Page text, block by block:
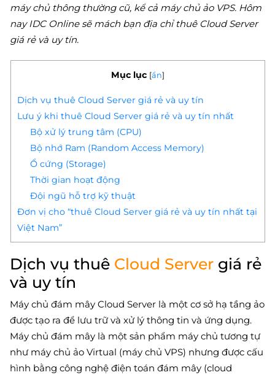
máy chủ thông thường cũ, kể cả máy chủ ảo VPS. Hôm
nay IDC Online sẽ mách bạn địa chỉ thuê Cloud Server
giá rẻ và uy tín.
Mục lục [ẩn]
Dịch vụ thuê Cloud Server giá rẻ và uy tín
Lưu ý khi thuê Cloud Server giá rẻ và uy tín nhất
Bộ xử lý trung tâm (CPU)
Bộ nhớ Ram (Random Access Memory)
Ổ cứng (Storage)
Thời gian hoạt động
Đội ngũ hỗ trợ kỹ thuật
Đơn vị cho “thuê Cloud Server giá rẻ và uy tín nhất tại
Việt Nam”
Dịch vụ thuê Cloud Server giá rẻ
và uy tín
Máy chủ đám mây Cloud Server là một cơ sở hạ tầng ảo
được tạo ra để lưu trữ và xử lý thông tin và ứng dụng.
Máy chủ đám mây là một sản phẩm máy chủ tương tự
như máy chủ ảo Virtual (máy chủ VPS) nhưng được cấu
hình bằng công nghệ điện toán đám mây (cloud